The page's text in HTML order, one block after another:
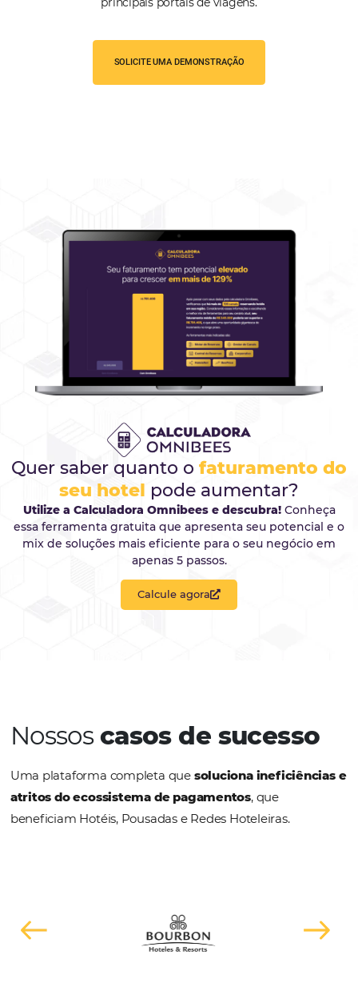
ABee2Pay Travel Solutionsé uma empresa
mesmo Grupo da Omnibees, com isso
Disponibilizando um conjunto de recursos
Hotéis, Pousadas e Redes de Hotéis, que
descomplica os processos de pagamentos e
recebimentos de reservas com cartão. Além
eficiência, produtividade e segurança, está
alinhada às regras da LGPD e PCI exigida
principais portais de viagens.
SOLICITE UMA DEMONSTRAÇÃO